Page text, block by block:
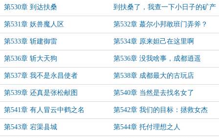
第530章 到达扶桑 到扶桑了，我查一下小日子的矿产
分布，明天补更。
第531章 妖兽魔人区 第532章 蕞尔小邦敢班门弄斧？
第533章 斩建御雷 第534章 原来妲己在这里啊
第536章 斩大天狗 第536章 没我啥事，成都逍遥
第537章 我不是永昌使者 第538章 成都最大的古玩店
第539章 还真是张松献图 第540章 当然是去找名女了
第541章 有人冒云中鹤之名 第542章 我们的目标：拯救女杰
第543章 宕渠县城 第544章 托付理想之人